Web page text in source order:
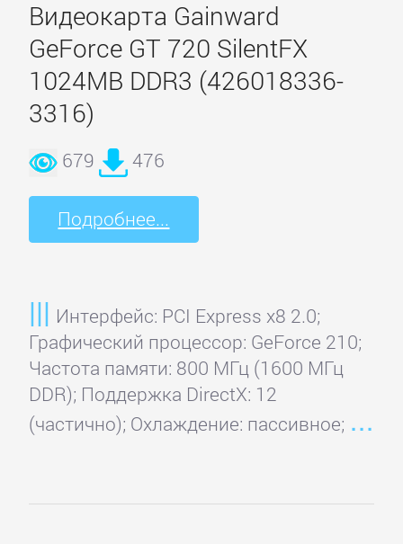
Видеокарта Gainward
GeForce GT 720 SilentFX
1024MB DDR3 (426018336-
3316)
679 476
Подробнее...
Интерфейс: PCI Express x8 2.0;
Графический процессор: GeForce 210;
Частота памяти: 800 МГц (1600 МГц
DDR); Поддержка DirectX: 12
(частично); Охлаждение: пассивное;
Simpatio
Витязь